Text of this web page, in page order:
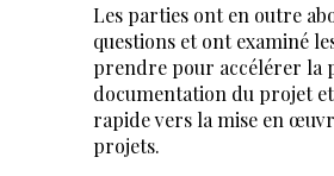
Les parties ont en outre
questions et ont examiné
prendre pour accélérer la
documentation du projet
rapide vers la mise en
projets.